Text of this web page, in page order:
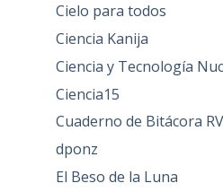
Cielo para todos
Ciencia Kanija
Ciencia y Tecnología
Ciencia15
Cuaderno de Bitácora
dponz
El Beso de la Luna